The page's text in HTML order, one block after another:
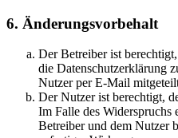
6. Änderungsvorbehalt
Der Betreiber ist
die Datenschutzerklärung
Nutzer per E-Mail
Der Nutzer ist berechtigt,
Im Falle des Widerspruchs
Betreiber und dem Nutzer